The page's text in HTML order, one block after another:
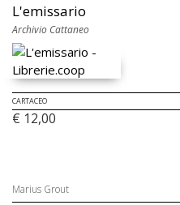
L'emissario
Archivio Cattaneo
CARTACEO
€ 12,00
Marius Grout